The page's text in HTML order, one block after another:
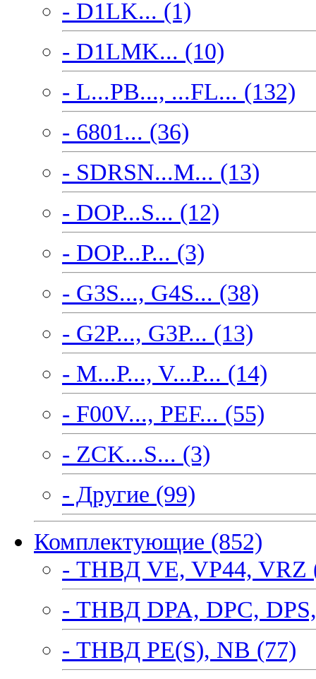
- D1LK... (1)
- D1LMK... (10)
- L...PB..., ...FL... (132)
- 6801... (36)
- SDRSN...M... (13)
- DOP...S... (12)
- DOP...P... (3)
- G3S..., G4S... (38)
- G2P..., G3P... (13)
- M...P..., V...P... (14)
- F00V..., PEF... (55)
- ZCK...S... (3)
- Другие (99)
Комплектующие (852)
- ТНВД VE, VP44, VRZ
- ТНВД DPA, DPC,
- ТНВД PE(S), NB (77)